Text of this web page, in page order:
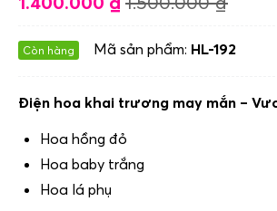
Còn hàng Mã sản phẩm: HL-192
Điện hoa khai trương may mắn –
Hoa hồng đỏ
Hoa baby trắng
Hoa lá phụ